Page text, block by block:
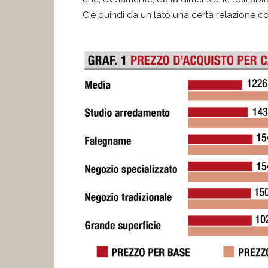
C'è quindi da un lato una certa relazione